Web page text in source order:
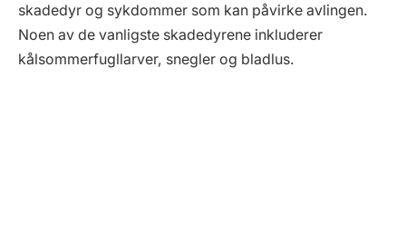
skadedyr og sykdommer som kan påvirke avlingen.
Noen av de vanligste skadedyrene inkluderer
kålsommerfugllarver, snegler og bladlus.